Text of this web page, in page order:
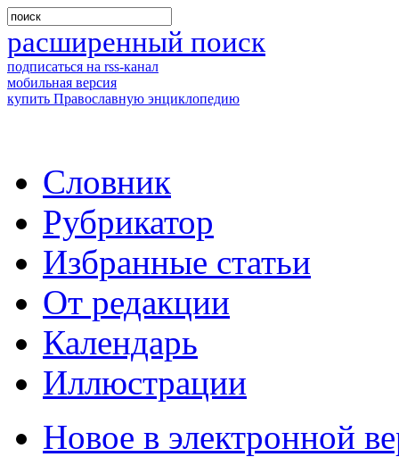
расширенный поиск
подписаться на rss-канал
мобильная версия
купить Православную энциклопедию
Словник
Рубрикатор
Избранные статьи
От редакции
Календарь
Иллюстрации
Новое в электронной